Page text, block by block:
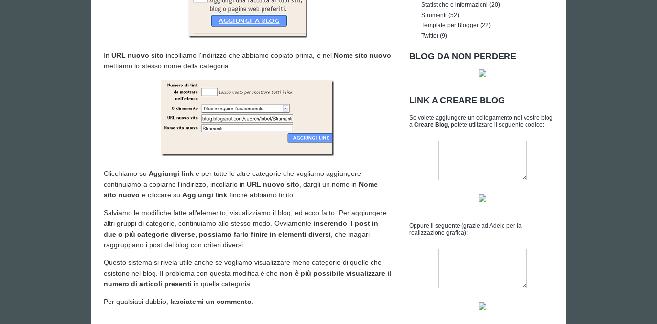
In URL nuovo sito incolliamo l'indirizzo che abbiamo copiato prima, e nel Nome sito nuovo
mettiamo lo stesso nome della categoria:
Clicchiamo su Aggiungi link e per tutte le altre categorie che vogliamo aggiungere
continuiamo a copiarne l'indirizzo, incollarlo in URL nuovo sito , dargli un nome in Nome
sito nuovo e cliccare su Aggiungi link finchè abbiamo finito.
Salviamo le modifiche fatte all'elemento, visualizziamo il blog, ed ecco fatto. Per aggiungere
altri gruppi di categorie, continuiamo allo stesso modo. Ovviamente inserendo il post in
due o più categorie diverse, possiamo farlo finire in elementi diversi , che magari
raggruppano i post del blog con criteri diversi.
Questo sistema si rivela utile anche se vogliamo visualizzare meno categorie di quelle che
esistono nel blog. Il problema con questa modifica è che non è più possibile visualizzare il
numero di articoli presenti in quella categoria.
Per qualsiasi dubbio, lasciatemi un commento
Statistiche e informazioni (20)
Strumenti (52)
Template per Blogger (22)
Twitter (9)
BLOG DA NON PERDERE
LINK A CREARE BLOG
Se volete aggiungere un collegamento nel vostro blog
a Creare Blog, potete utilizzare il seguente codice:
Oppure il seguente (grazie ad Adele per la
realizzazione grafica):